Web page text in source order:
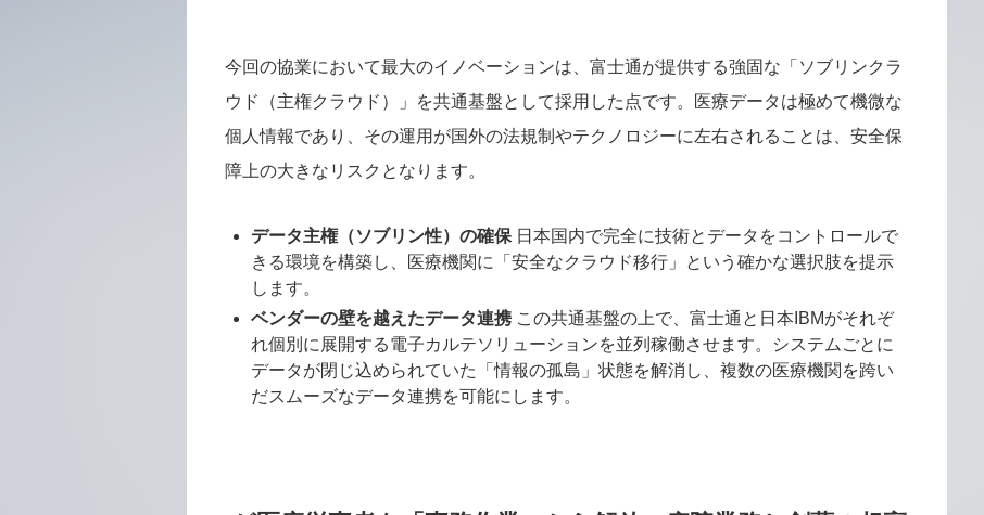
今回の協業において最大のイノベーションは、富士通が提供する強固な「ソブリンクラ
ウド（主権クラウド）」を共通基盤として採用した点です。医療データは極めて機微な
個人情報であり、その運用が国外の法規制やテクノロジーに左右されることは、安全保
障上の大きなリスクとなります。
データ主権（ソブリン性）の確保 日本国内で完全に技術とデータをコントロールで
きる環境を構築し、医療機関に「安全なクラウド移行」という確かな選択肢を提示
します。
ベンダーの壁を越えたデータ連携 この共通基盤の上で、富士通と日本IBMがそれぞ
れ個別に展開する電子カルテソリューションを並列稼働させます。システムごとに
データが閉じ込められていた「情報の孤島」状態を解消し、複数の医療機関を跨い
だスムーズなデータ連携を可能にします。